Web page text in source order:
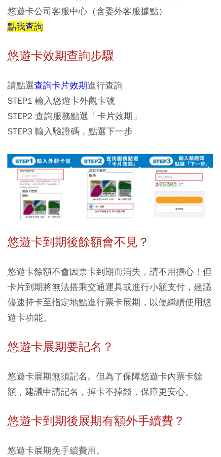
悠遊卡公司客服中心（含委外客服據點）
點我查詢
悠遊卡效期查詢步驟
請點選查詢卡片效期進行查詢
STEP1 輸入悠遊卡外觀卡號
STEP2 查詢服務點選「卡片效期」
STEP3 輸入驗證碼，點選下一步
悠遊卡到期後餘額會不見？
悠遊卡餘額不會因票卡到期而消失，請不用擔心！但
卡片到期將無法搭乘交通運具或進行小額支付，建議
儘速持卡至指定地點進行票卡展期，以便繼續使用悠
遊卡功能。
悠遊卡展期要記名？
悠遊卡展期無須記名。但為了保障悠遊卡內票卡餘
額，建議申請記名，掉卡不掉錢，保障更安心。
悠遊卡到期後展期有額外手續費？
悠遊卡展期免手續費用。